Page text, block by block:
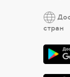
стран